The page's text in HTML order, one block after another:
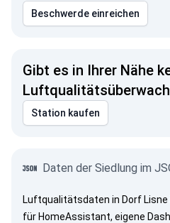
Beschwerde einreichen
Gibt es in Ihrer Nähe
Station kaufen
Daten der Siedlung im
Luftqualitätsdaten in Dorf Lisne
für HomeAssistant, eigene